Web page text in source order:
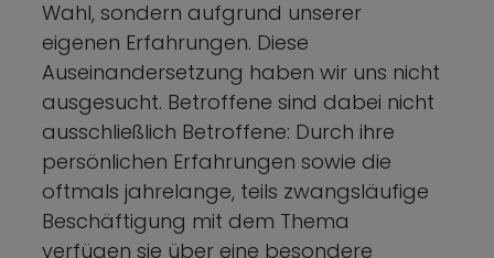
Wahl, sondern aufgrund unserer
eigenen Erfahrungen. Diese
Auseinandersetzung haben wir uns nicht
ausgesucht. Betroffene sind dabei nicht
ausschließlich Betroffene: Durch ihre
persönlichen Erfahrungen sowie die
oftmals jahrelange, teils zwangsläufige
Beschäftigung mit dem Thema
verfügen sie über eine besondere